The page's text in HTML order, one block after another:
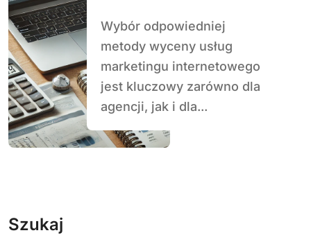
Wybór odpowiedniej
metody wyceny usług
marketingu internetowego
jest kluczowy zarówno dla
agencji, jak i dla...
Szukaj